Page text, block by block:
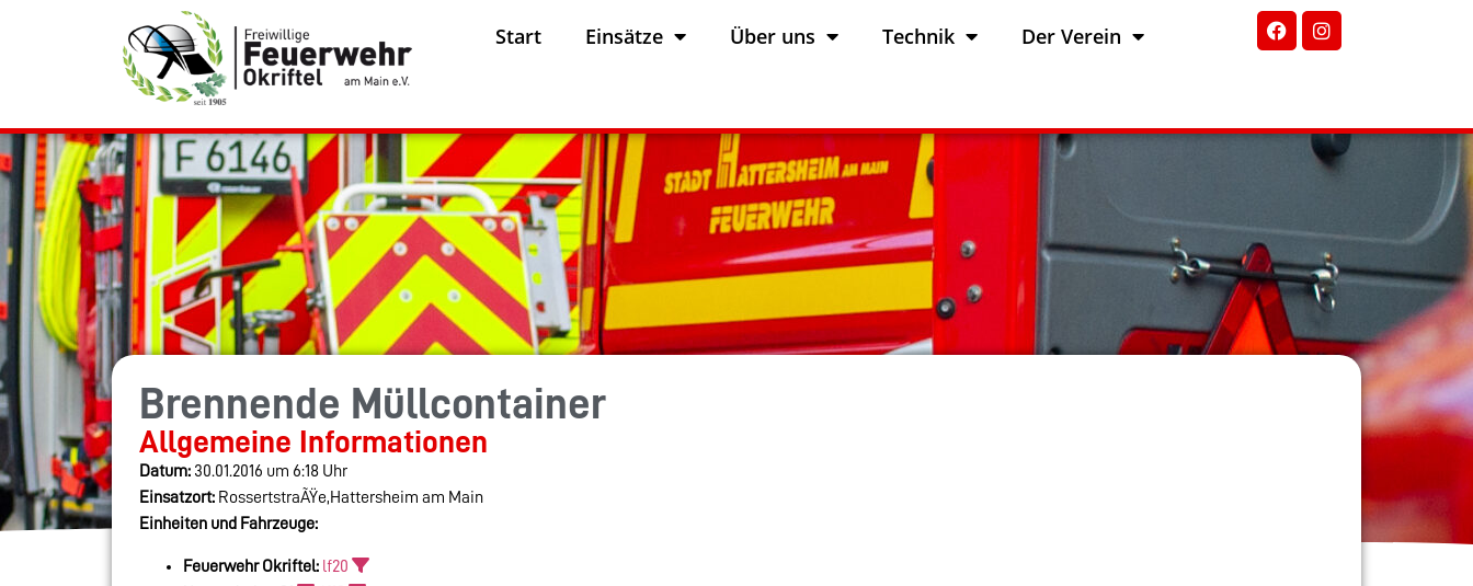
Start Einsätze Über uns Technik Der Verein
Brennende Müllcontainer
Allgemeine Informationen
Datum: 30.01.2016 um 6:18 Uhr
Einsatzort: RossertstraÃŸe,Hattersheim am Main
Einheiten und Fahrzeuge:
Feuerwehr Okriftel: lf20